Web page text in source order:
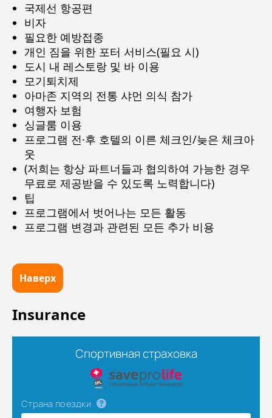
국제선 항공편
비자
필요한 예방접종
개인 짐을 위한 포터 서비스(필요 시)
도시 내 레스토랑 및 바 이용
모기퇴치제
아마존 지역의 전통 샤먼 의식 참가
여행자 보험
싱글룸 이용
프로그램 전·후 호텔의 이른 체크인/늦은 체크아
웃
(저희는 항상 파트너들과 협의하여 가능한 경우
무료로 제공받을 수 있도록 노력합니다)
팁
프로그램에서 벗어나는 모든 활동
프로그램 변경과 관련된 모든 추가 비용
Наверх
Insurance